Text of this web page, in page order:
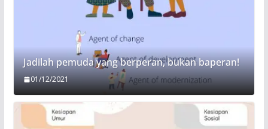
Jadilah pemuda yang berperan, bukan baperan!
01/12/2021